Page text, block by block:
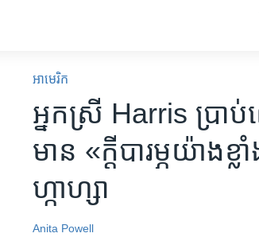
អាមេរិក​
អ្នកស្រី Harris ប្រា
មាន «ក្ដី​បារម្ភ​យ៉ាង
ហ្កាហ្សា
Anita Powell